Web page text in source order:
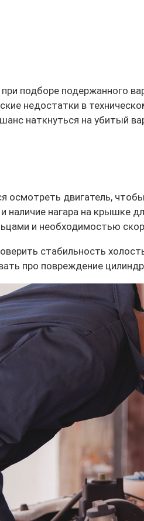
подборе подержанного
недостатки в
наткнуться на убитый
осмотреть двигатель,
наличие нагара на крышке
и необходимостью
стабильность
про повреждение